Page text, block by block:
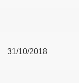
31/10/2018